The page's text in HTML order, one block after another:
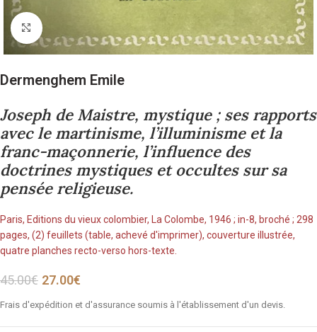
Cliquez pour agrandir
Dermenghem Emile
Joseph de Maistre, mystique ; ses rapports
avec le martinisme, l’illuminisme et la
franc-maçonnerie, l’influence des
doctrines mystiques et occultes sur sa
pensée religieuse.
Paris, Editions du vieux colombier, La Colombe, 1946 ; in-8, broché ; 298
pages, (2) feuillets (table, achevé d'imprimer), couverture illustrée,
quatre planches recto-verso hors-texte.
45.00€ 27.00€
Frais d'expédition et d'assurance soumis à l'établissement d'un devis.